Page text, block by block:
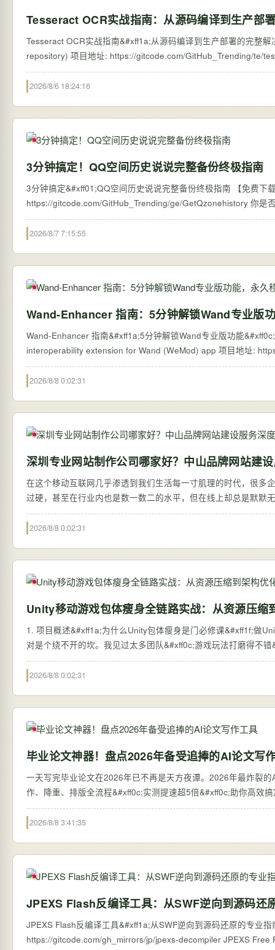
Tesseract OCR实战指南：从源码编译到生产部
Tesseract OCR实战指南&#xff1a;从源码编译到生产部署的完整
2026/8/6 18:24:16
3分钟搞定！QQ空间历史说说完整备份终极指南
3分钟搞定&#xff01;QQ空间历史说说完整备份终极指南 【免费下载链
https://
2026/8/7 7:15:55
Wand-Enhancer 指南：5分钟解锁Wand专业版
Wand-Enhancer 指南&#xff1a;5分钟解锁Wand专业版功能
2026/8/8 0:02:31
深圳专业网站制作公司哪家好？中山品牌网站建
在这个移动互联网几乎渗透到我们生活每一寸肌理的时代，很多
过硬，甚至在行业内也是数一数二的水平，但在线上却总是默默
信…
2026/8/8 0:02:31
Unity移动游戏包体瘦身全链路实战：从资源压缩
1. 项目概述&#xff1a;为什么Unity包体瘦身是门必修课&#xff1f;做
对是个绕不开的坎。我见过太多团队&#xff0c;游戏玩法打磨得不
2026/8/8 0:02:31
毕业论文神器！盘点2026年备受追捧的AI论文写
一天写完毕业论文在2026年已不再是天方夜谭。2026年最炸裂
作、降重、排版全流程&#xff0c;实测提速超5倍&#xff0c;助你高效
2026/8/8 3:41:35
JPEXS Flash反编译工具：从SWF逆向到源码还
JPEXS Flash反编译工具&#xff1a;从SWF逆向到源码还原的专业指南
https://gitcode.com/